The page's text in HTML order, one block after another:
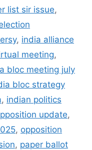
list sir issue,
, india alliance
meeting,
bloc meeting july
bloc strategy
, indian politics
update,
, opposition
, paper ballot